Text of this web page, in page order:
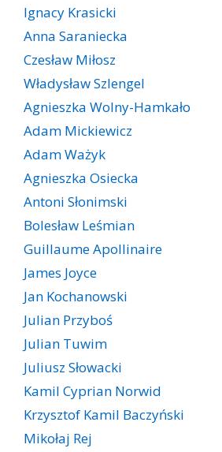
Ignacy Krasicki
Anna Saraniecka
Czesław Miłosz
Władysław Szlengel
Agnieszka Wolny-Hamkało
Adam Mickiewicz
Adam Ważyk
Agnieszka Osiecka
Antoni Słonimski
Bolesław Leśmian
Guillaume Apollinaire
James Joyce
Jan Kochanowski
Julian Przyboś
Julian Tuwim
Juliusz Słowacki
Kamil Cyprian Norwid
Krzysztof Kamil Baczyński
Mikołaj Rej